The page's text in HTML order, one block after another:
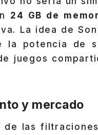
24 GB de
La idea de
la potencia de
juegos
y mercado
de las